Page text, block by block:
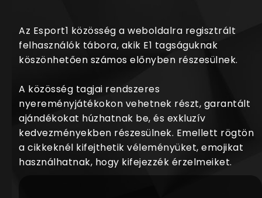
Az Esport1 közösség a weboldalra regisztrált
felhasználók tábora, akik E1 tagságuknak
köszönhetően számos előnyben részesülnek.
A közösség tagjai rendszeres
nyereményjátékokon vehetnek részt, garantált
ajándékokat húzhatnak be, és exkluzív
kedvezményekben részesülnek. Emellett rögtön
a cikkeknél kifejthetik véleményüket, emojikat
használhatnak, hogy kifejezzék érzelmeiket.